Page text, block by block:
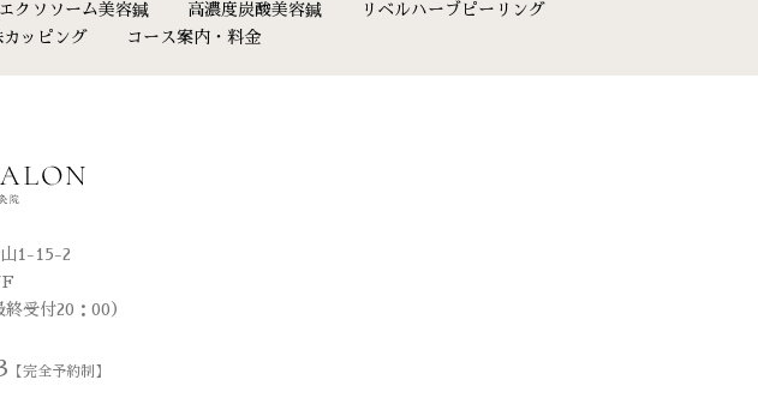
エクソソーム美容鍼 高濃度炭酸美容鍼
リベルハーブピーリング
カッピング コース案内・料金
1-15-2
受付20：00）
【完全予約制】